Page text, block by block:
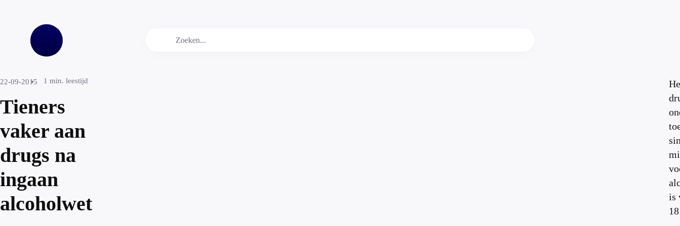
22-09-2015 1 min. leestijd
Tieners
vaker aan
drugs na
ingaan
alcoholwet
is